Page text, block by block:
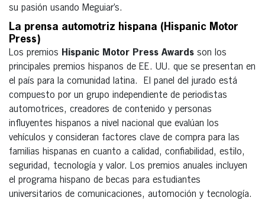
su pasión usando Meguiar’s.
La prensa automotriz hispana (Hispanic Motor
Press)
Los premios Hispanic Motor Press Awards son los
principales premios hispanos de EE. UU. que se presentan en
el país para la comunidad latina. El panel del jurado está
compuesto por un grupo independiente de periodistas
automotrices, creadores de contenido y personas
influyentes hispanos a nivel nacional que evalúan los
vehículos y consideran factores clave de compra para las
familias hispanas en cuanto a calidad, confiabilidad, estilo,
seguridad, tecnología y valor. Los premios anuales incluyen
el programa hispano de becas para estudiantes
universitarios de comunicaciones, automoción y tecnología.